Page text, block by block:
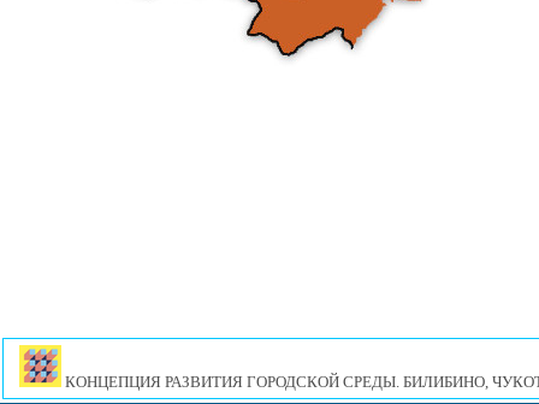
КОНЦЕПЦИЯ РАЗВИТИЯ ГОРОДСКОЙ СРЕДЫ. БИЛИБИНО,